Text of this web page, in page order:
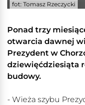
fot: Tomasz Rzeczycki
Ponad trzy
otwarcia dawnej
Prezydent w
dziewięćdziesiąta
budowy.
- Wieża szybu